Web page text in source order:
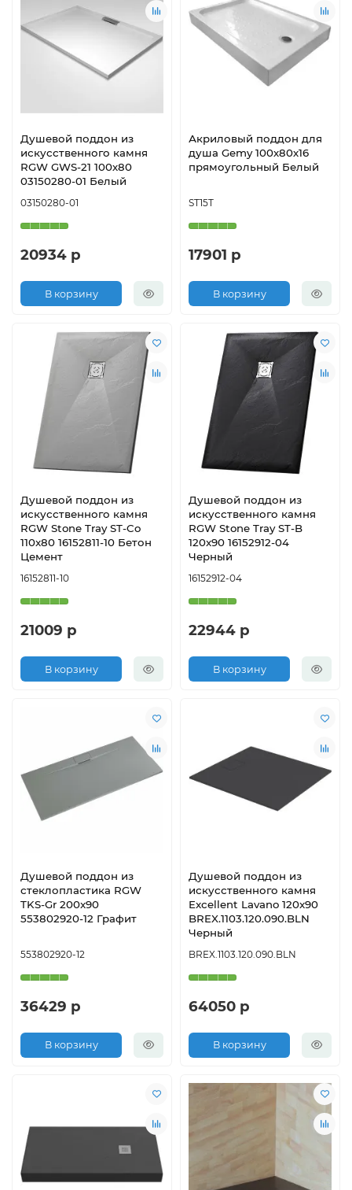
Душевой поддон из
искусственного камня
RGW GWS-21 100х80
03150280-01 Белый
03150280-01
20934 р
В корзину
Акриловый поддон для
душа Gemy 100х80х16
прямоугольный Белый
ST15T
17901 р
В корзину
Душевой поддон из
искусственного камня
RGW Stone Tray ST-Co
110x80 16152811-10 Бетон
Цемент
16152811-10
21009 р
В корзину
Душевой поддон из
искусственного камня
RGW Stone Tray ST-B
120x90 16152912-04
Черный
16152912-04
22944 р
В корзину
Душевой поддон из
стеклопластика RGW
TKS-Gr 200x90
553802920-12 Графит
553802920-12
36429 р
В корзину
Душевой поддон из
искусственного камня
Excellent Lavano 120x90
BREX.1103.120.090.BLN
Черный
BREX.1103.120.090.BLN
64050 р
В корзину